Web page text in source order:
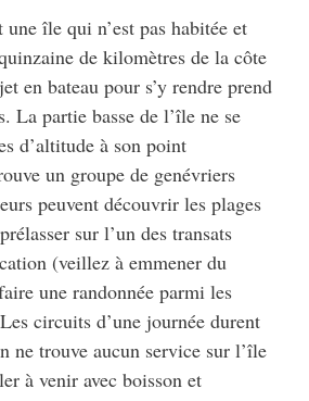
île qui n’est pas habitée et
de kilomètres de la côte
en bateau pour s’y rendre prend
La partie basse de l’île ne se
d’altitude à son point
un groupe de genévriers
peuvent découvrir les plages
sur l’un des transats
(veillez à emmener du
une randonnée parmi les
circuits d’une journée durent
ne trouve aucun service sur l’île
à venir avec boisson et